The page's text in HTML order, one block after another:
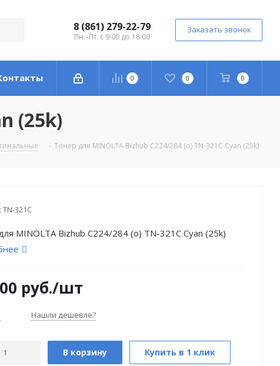
8 (861) 279-22-79
Пн.–Пт. с 9:00 до 18:00
Заказать звонок
0 0 0
(25k)
- Тонер для MINOLTA Bizhub С224/284 (o) TN-321C Cyan (25k)
TN-321C
MINOLTA Bizhub С224/284 (o) TN-321C Cyan (25k)
руб./шт
Нашли дешевле?
В корзину Купить в 1 клик